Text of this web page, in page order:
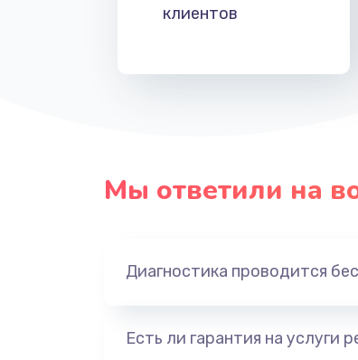
клиентов
Мы ответили на
Диагностика проводится
Есть ли гарантия на